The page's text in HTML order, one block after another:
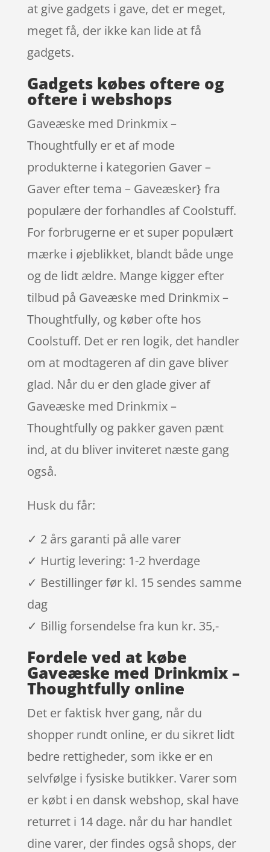
at give gadgets i gave, det er meget,
meget få, der ikke kan lide at få
gadgets.
Gadgets købes oftere og
oftere i webshops
Gaveæske med Drinkmix –
Thoughtfully er et af mode
produkterne i kategorien Gaver –
Gaver efter tema – Gaveæsker} fra
populære der forhandles af Coolstuff.
For forbrugerne er et super populært
mærke i øjeblikket, blandt både unge
og de lidt ældre. Mange kigger efter
tilbud på Gaveæske med Drinkmix –
Thoughtfully, og køber ofte hos
Coolstuff. Det er ren logik, det handler
om at modtageren af din gave bliver
glad. Når du er den glade giver af
Gaveæske med Drinkmix –
Thoughtfully og pakker gaven pænt
ind, at du bliver inviteret næste gang
også.
Husk du får:
✓ 2 års garanti på alle varer
✓ Hurtig levering: 1-2 hverdage
✓ Bestillinger før kl. 15 sendes samme
dag
✓ Billig forsendelse fra kun kr. 35,-
Fordele ved at købe
Gaveæske med Drinkmix –
Thoughtfully online
Det er faktisk hver gang, når du
shopper rundt online, er du sikret lidt
bedre rettigheder, som ikke er en
selvfølge i fysiske butikker. Varer som
er købt i en dansk webshop, skal have
returret i 14 dage. når du har handlet
dine varer, der findes også shops, der